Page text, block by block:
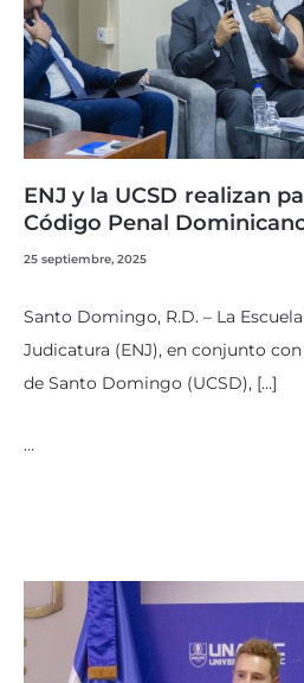
ENJ y la UCSD realizan
Código Penal
25 septiembre, 2025
Santo Domingo, R.D. – La
Judicatura (ENJ), en conjunto
de Santo Domingo (UCSD), […]
…